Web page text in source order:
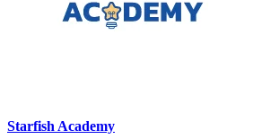
Starfish Academy